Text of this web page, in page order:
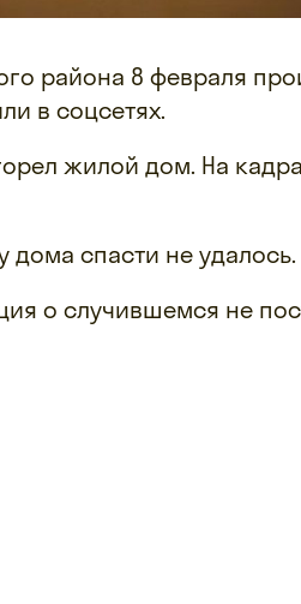
района 8 февраля
в соцсетях.
жилой дом. На
дома спасти не удалось.
о случившемся не